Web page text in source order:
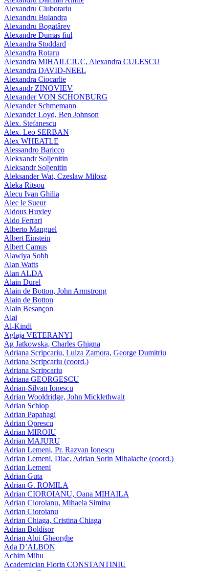
Alexandru Ciubotariu
Alexandru Bulandra
Alexandru Bogatârev
Alexandre Dumas fiul
Alexandra Stoddard
Alexandra Rotaru
Alexandra MIHAILCIUC, Alexandra CULESCU
Alexandra DAVID-NEEL
Alexandra Ciocarlie
Alexandr ZINOVIEV
Alexander VON SCHONBURG
Alexander Schmemann
Alexander Loyd, Ben Johnson
Alex. Stefanescu
Alex. Leo SERBAN
Alex WHEATLE
Alessandro Baricco
Alekxandr Soljenitin
Aleksandr Soljenitin
Aleksander Wat, Czeslaw Milosz
Aleka Ritsou
Alecu Ivan Ghilia
Alec le Sueur
Aldous Huxley
Aldo Ferrari
Alberto Manguel
Albert Einstein
Albert Camus
Alawiya Sobh
Alan Watts
Alan ALDA
Alain Durel
Alain de Botton, John Armstrong
Alain de Botton
Alain Besançon
Alai
Al-Kindi
Aglaja VETERANYI
Ag Jatkowska, Charles Ghigna
Adriana Scripcariu, Luiza Zamora, George Dumitriu
Adriana Scripcariu (coord.)
Adriana Scripcariu
Adriana GEORGESCU
Adrian-Silvan Ionescu
Adrian Wooldridge, John Micklethwait
Adrian Schiop
Adrian Papahagi
Adrian Oprescu
Adrian MIROIU
Adrian MAJURU
Adrian Lemeni, Pr. Razvan Ionescu
Adrian Lemeni, Diac. Adrian Sorin Mihalache (coord.)
Adrian Lemeni
Adrian Guta
Adrian G. ROMILA
Adrian CIOROIANU, Oana MIHAILA
Adrian Cioroianu, Mihaela Simina
Adrian Cioroianu
Adrian Chiaga, Cristina Chiaga
Adrian Boldisor
Adrian Alui Gheorghe
Ada D’ALBON
Achim Mihu
Academician Florin CONSTANTINIU